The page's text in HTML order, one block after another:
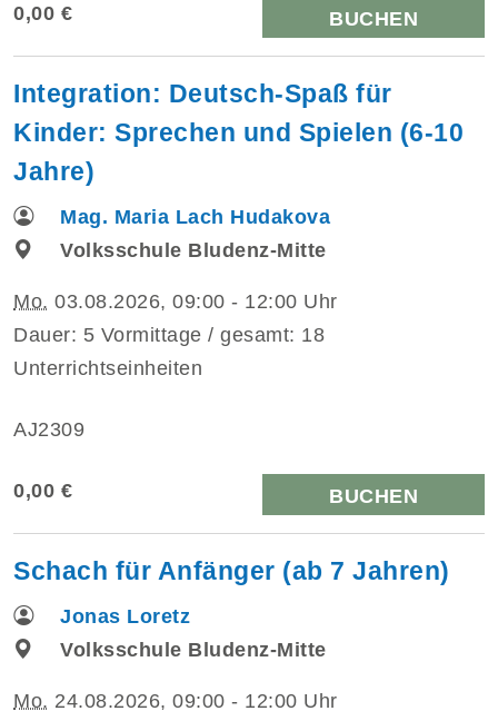
0,00 € BUCHEN
Integration: Deutsch-Spaß für
Kinder: Sprechen und Spielen (6-10
Jahre)
Mag. Maria Lach Hudakova
Volksschule Bludenz-Mitte
Mo. 03.08.2026, 09:00 - 12:00 Uhr
Dauer: 5 Vormittage / gesamt: 18
Unterrichtseinheiten
AJ2309
0,00 € BUCHEN
Schach für Anfänger (ab 7 Jahren)
Jonas Loretz
Volksschule Bludenz-Mitte
Mo. 24.08.2026, 09:00 - 12:00 Uhr